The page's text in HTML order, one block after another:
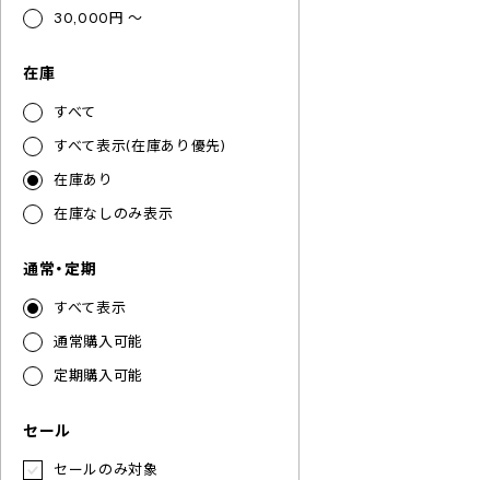
30,000円 ～
在庫
すべて
すべて表示(在庫あり優先)
在庫あり
在庫なしのみ表示
通常・定期
すべて表示
通常購入可能
定期購入可能
セール
セールのみ対象